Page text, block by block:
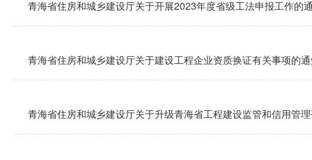
青海省住房和城乡建设厅关于开展2023年度省级工法申报工作的
青海省住房和城乡建设厅关于建设工程企业资质换证有关事项的
青海省住房和城乡建设厅关于升级青海省工程建设监管和信用管